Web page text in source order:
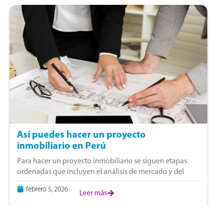
Así puedes hacer un proyecto
inmobiliario en Perú
Para hacer un proyecto inmobiliario se siguen etapas
ordenadas que incluyen el análisis de mercado y del
suelo, la planificación arquitectónica y financiera, la
gestión de permisos y financiamiento, y
febrero 5, 2026 Leer más